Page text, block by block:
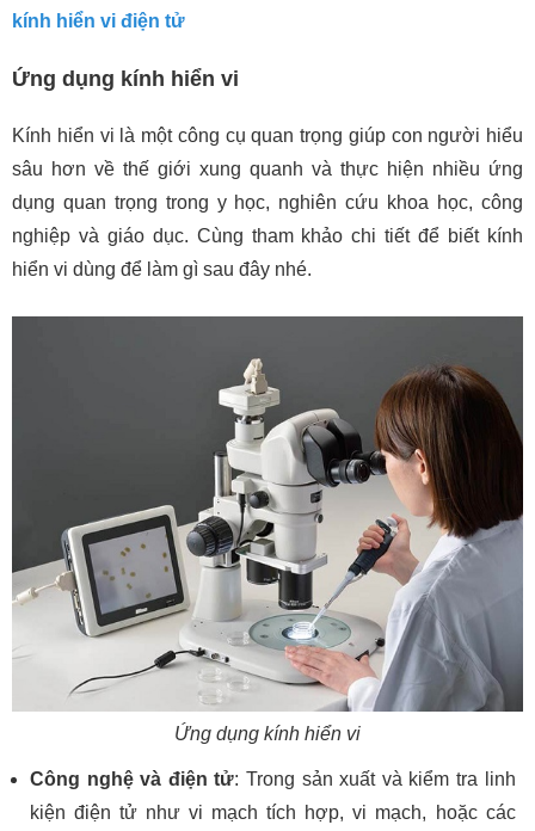
kính hiển vi điện tử
Ứng dụng kính hiển vi
Kính hiển vi là một công cụ quan trọng giúp con người hiểu
sâu hơn về thế giới xung quanh và thực hiện nhiều ứng
dụng quan trọng trong y học, nghiên cứu khoa học, công
nghiệp và giáo dục. Cùng tham khảo chi tiết để biết kính
hiển vi dùng để làm gì sau đây nhé.
Ứng dụng kính hiển vi
Công nghệ và điện tử: Trong sản xuất và kiểm tra linh
kiện điện tử như vi mạch tích hợp, vi mạch, hoặc các